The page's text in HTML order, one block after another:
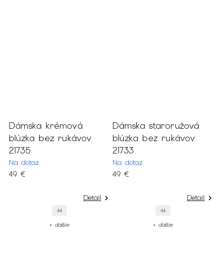
Dámska krémová
blúzka bez rukávov
21735
Na dotaz
49 €
Detail
44
+ ďalšie
Dámska staroružová
blúzka bez rukávov
21733
Na dotaz
49 €
Detail
44
+ ďalšie